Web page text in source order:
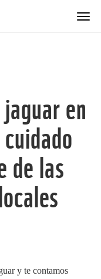
en
de las
y te contamos